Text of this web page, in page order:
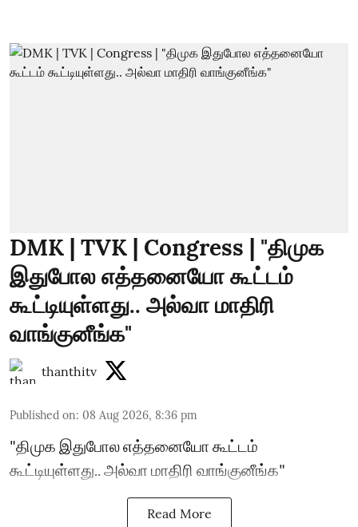
DMK | TVK | Congress | "திமுக
இதுபோல எத்தனையோ கூட்டம்
கூட்டியுள்ளது.. அல்வா மாதிரி
வாங்குனீங்க"
thanthitv
Published on: 08 Aug 2026, 8:36 pm
"திமுக இதுபோல எத்தனையோ கூட்டம்
கூட்டியுள்ளது.. அல்வா மாதிரி வாங்குனீங்க"
Read More